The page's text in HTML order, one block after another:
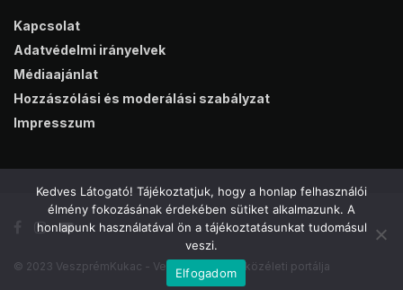
Kapcsolat
Adatvédelmi irányelvek
Médiaajánlat
Hozzászólási és moderálási szabályzat
Impresszum
© 2023 VeszprémKukac - Veszprém online közéleti portálja
Kedves Látogató! Tájékoztatjuk, hogy a honlap felhasználói
élmény fokozásának érdekében sütiket alkalmazunk. A
honlapunk használatával ön a tájékoztatásunkat tudomásul
veszi.
Elfogadom